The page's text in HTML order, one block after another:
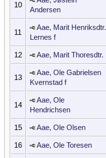
10
Andersen
11
Aae, Marit Henriksdtr.
Lernes f
12 Aae, Marit Thoresdtr.
13
Aae, Ole Gabrielsen
Kvernstad f
14
Aae, Ole
Hendrichsen
15 Aae, Ole Olsen
16 Aae, Ole Toresen